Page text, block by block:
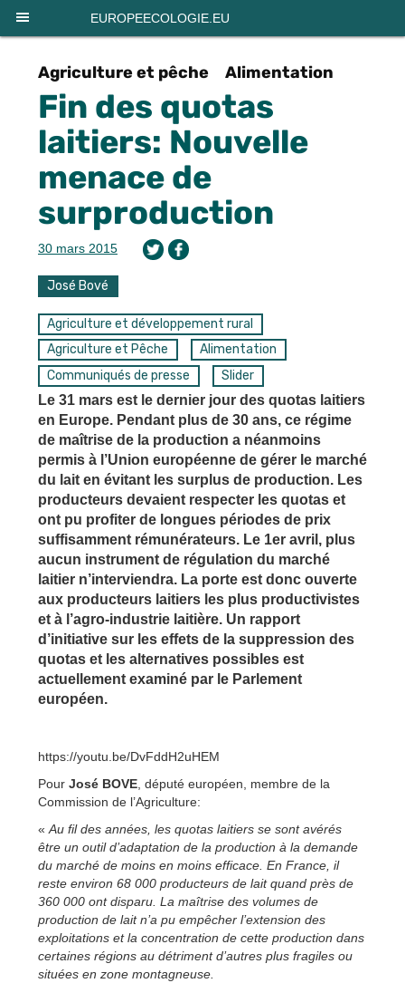
EUROPEECOLOGIE.EU
Agriculture et pêche Alimentation
Fin des quotas
laitiers: Nouvelle
menace de
surproduction
30 mars 2015
José Bové
Agriculture et développement rural
Agriculture et Pêche
Alimentation
Communiqués de presse
Slider
Le 31 mars est le dernier jour des quotas laitiers
en Europe. Pendant plus de 30 ans, ce régime
de maîtrise de la production a néanmoins
permis à l’Union européenne de gérer le marché
du lait en évitant les surplus de production. Les
producteurs devaient respecter les quotas et
ont pu profiter de longues périodes de prix
suffisamment rémunérateurs. Le 1er avril, plus
aucun instrument de régulation du marché
laitier n’interviendra. La porte est donc ouverte
aux producteurs laitiers les plus productivistes
et à l’agro-industrie laitière. Un rapport
d’initiative sur les effets de la suppression des
quotas et les alternatives possibles est
actuellement examiné par le Parlement
européen.
https://youtu.be/DvFddH2uHEM
Pour José BOVE , député européen, membre de la
Commission de l’Agriculture:
« Au fil des années, les quotas laitiers se sont avérés
être un outil d’adaptation de la production à la demande
du marché de moins en moins efficace. En France, il
reste environ 68 000 producteurs de lait quand près de
360 000 ont disparu. La maîtrise des volumes de
production de lait n’a pu empêcher l’extension des
exploitations et la concentration de cette production dans
certaines régions au détriment d’autres plus fragiles ou
situées en zone montagneuse.